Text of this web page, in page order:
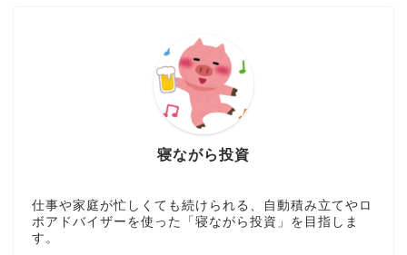
寝ながら投資
仕事や家庭が忙しくても続けられる、自動積み立てやロ
ボアドバイザーを使った「寝ながら投資」を目指しま
す。